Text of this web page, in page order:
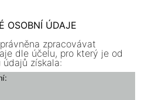
OSOBNÍ ÚDAJE
zpracovávat
dle účelu, pro který je od
získala: